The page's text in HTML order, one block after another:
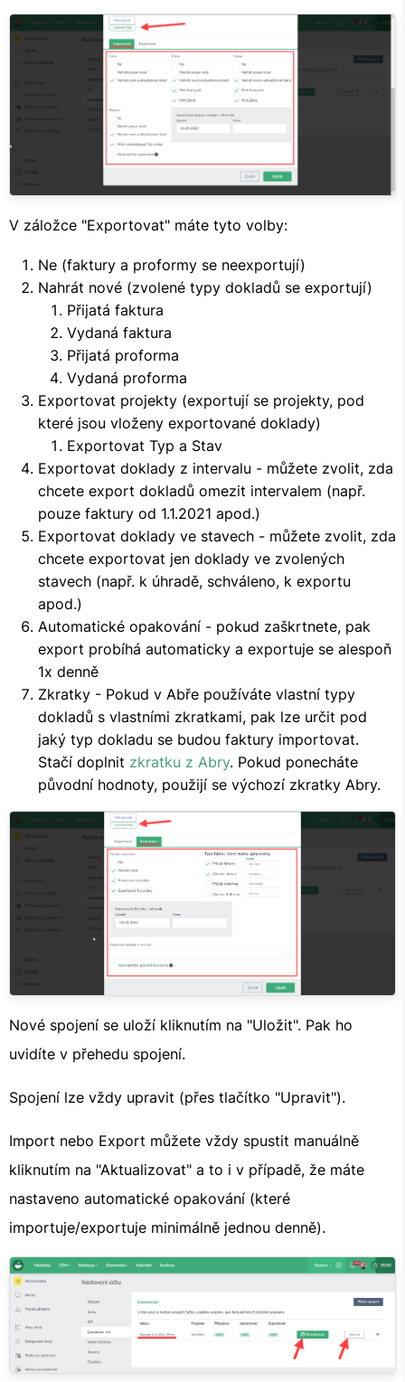
V záložce "Exportovat" máte tyto volby:
Ne (faktury a proformy se neexportují)
Nahrát nové (zvolené typy dokladů se exportují)
Přijatá faktura
Vydaná faktura
Přijatá proforma
Vydaná proforma
Exportovat projekty (exportují se projekty, pod
které jsou vloženy exportované doklady)
Exportovat Typ a Stav
Exportovat doklady z intervalu - můžete zvolit, zda
chcete export dokladů omezit intervalem (např.
pouze faktury od 1.1.2021 apod.)
Exportovat doklady ve stavech - můžete zvolit, zda
chcete exportovat jen doklady ve zvolených
stavech (např. k úhradě, schváleno, k exportu
apod.)
Automatické opakování - pokud zaškrtnete, pak
export probíhá automaticky a exportuje se alespoň
1x denně
Zkratky - Pokud v Abře používáte vlastní typy
dokladů s vlastními zkratkami, pak lze určit pod
jaký typ dokladu se budou faktury importovat.
Stačí doplnit zkratku z Abry. Pokud ponecháte
původní hodnoty, použijí se výchozí zkratky Abry.
Nové spojení se uloží kliknutím na "Uložit". Pak ho
uvidíte v přehedu spojení.
Spojení lze vždy upravit (přes tlačítko "Upravit").
Import nebo Export můžete vždy spustit manuálně
kliknutím na "Aktualizovat" a to i v případě, že máte
nastaveno automatické opakování (které
importuje/exportuje minimálně jednou denně).